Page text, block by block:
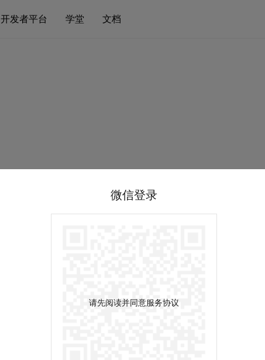
开发者平台 学堂 文档
微信登录
请先阅读并同意服务协议